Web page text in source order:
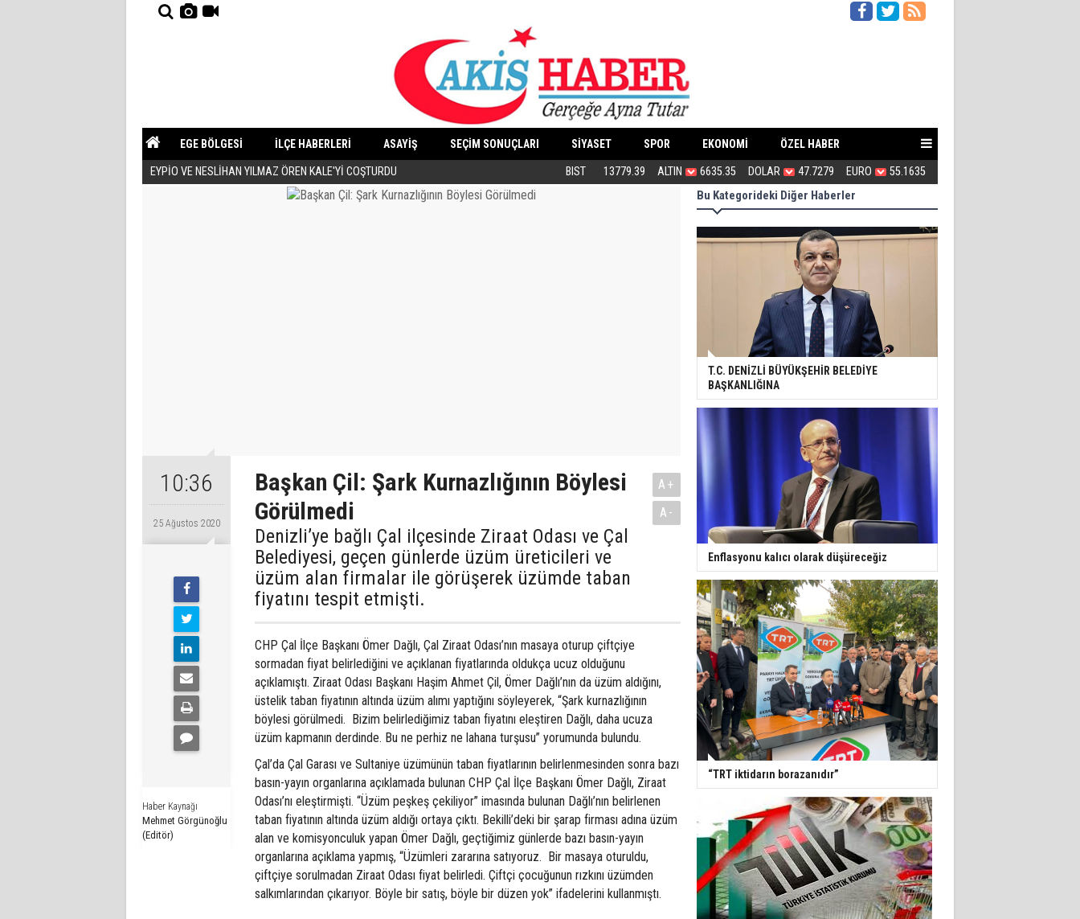
EGE BÖLGESİ İLÇE HABERLERİ ASAYİŞ SEÇİM SONUÇLARI SİYASET SPOR EKONOMİ ÖZEL HABER
YAZARLAR GÜNDEM
EYPİO VE NESLİHAN YILMAZ ÖREN KALE'Yİ COŞTURDU Öcalan’ın ayağına gidenler neden buradaki gazileri ziyaret etmiyor
BIST 13779.39 ALTIN 6635.35 DOLAR 47.7279 EURO 55.1635
10:36
25 Ağustos 2020
Haber Kaynağı
Mehmet Görgünoğlu
(Editör)
Başkan Çil: Şark Kurnazlığının Böylesi
Görülmedi
Denizli’ye bağlı Çal ilçesinde Ziraat Odası ve Çal
Belediyesi, geçen günlerde üzüm üreticileri ve
üzüm alan firmalar ile görüşerek üzümde taban
fiyatını tespit etmişti.
A+
A-
CHP Çal İlçe Başkanı Ömer Dağlı, Çal Ziraat Odası’nın masaya oturup çiftçiye
sormadan fiyat belirlediğini ve açıklanan fiyatlarında oldukça ucuz olduğunu
açıklamıştı. Ziraat Odası Başkanı Haşim Ahmet Çil, Ömer Dağlı’nın da üzüm aldığını,
üstelik taban fiyatının altında üzüm alımı yaptığını söyleyerek, “Şark kurnazlığının
böylesi görülmedi. Bizim belirlediğimiz taban fiyatını eleştiren Dağlı, daha ucuza
üzüm kapmanın derdinde. Bu ne perhiz ne lahana turşusu” yorumunda bulundu.
Çal’da Çal Garası ve Sultaniye üzümünün taban fiyatlarının belirlenmesinden sonra bazı
basın-yayın organlarına açıklamada bulunan CHP Çal İlçe Başkanı Ömer Dağlı, Ziraat
Odası’nı eleştirmişti. “Üzüm peşkeş çekiliyor” imasında bulunan Dağlı’nın belirlenen
taban fiyatının altında üzüm aldığı ortaya çıktı. Bekilli’deki bir şarap firması adına üzüm
alan ve komisyonculuk yapan Ömer Dağlı, geçtiğimiz günlerde bazı basın-yayın
organlarına açıklama yapmış, “Üzümleri zararına satıyoruz. Bir masaya oturuldu,
çiftçiye sorulmadan Ziraat Odası fiyat belirledi. Çiftçi çocuğunun rızkını üzümden
salkımlarından çıkarıyor. Böyle bir satış, böyle bir düzen yok” ifadelerini kullanmıştı.
Bu Kategorideki Diğer Haberler
T.C. DENİZLİ BÜYÜKŞEHİR BELEDİYE
BAŞKANLIĞINA
Enflasyonu kalıcı olarak düşüreceğiz
“TRT iktidarın borazanıdır”